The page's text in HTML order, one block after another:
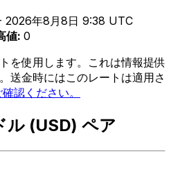
年8月8日 9:38 UTC
値: 0
を使用します。これは情報提供
送金時にはこのレートは適用さ
認ください。
ル (USD) ペア